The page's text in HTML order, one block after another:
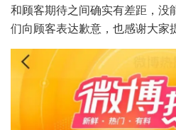
和顾客期待之间确实有差距，没
们向顾客表达歉意，也感谢大家